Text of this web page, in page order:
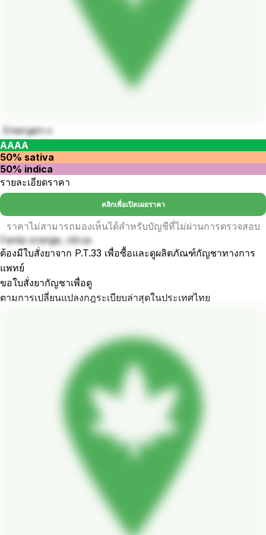
Emergen-c
AAAA
50% sativa
50% indica
รายละเอียดราคา
คลิกเพื่อเปิดเผยราคา
ราคาไม่สามารถมองเห็นได้สำหรับบัญชีที่ไม่ผ่านการตรวจสอบ
Fanta orange, citrus
ต้องมีใบสั่งยาจาก P.T.33 เพื่อซื้อและดูผลิตภัณฑ์กัญชาทางการ
แพทย์
ขอใบสั่งยากัญชาเพื่อดู
ตามการเปลี่ยนแปลงกฎระเบียบล่าสุดในประเทศไทย